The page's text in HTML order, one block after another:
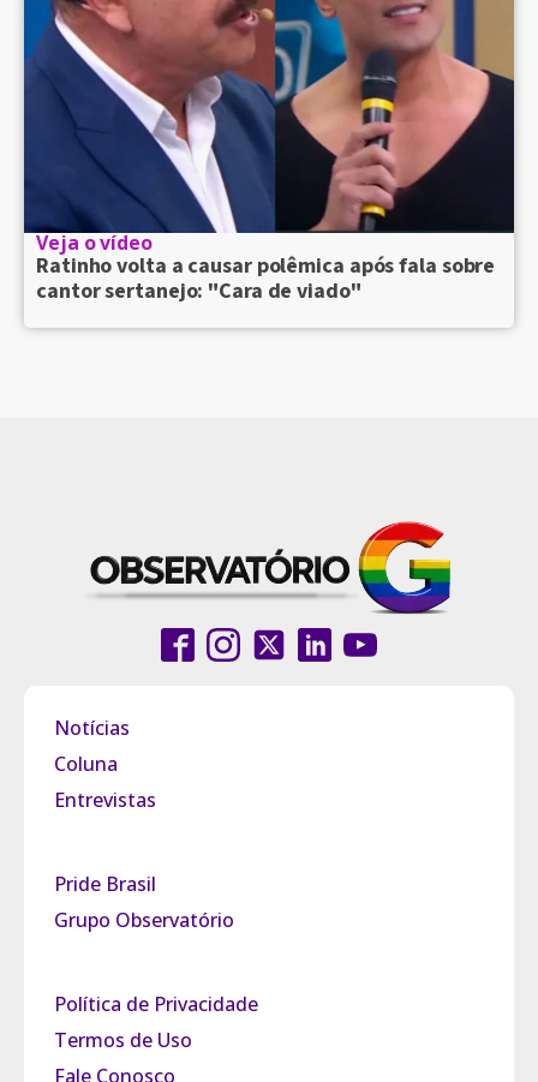
Veja o vídeo
Ratinho volta a causar polêmica após fala sobre
cantor sertanejo: "Cara de viado"
Notícias
Coluna
Entrevistas
Pride Brasil
Grupo Observatório
Política de Privacidade
Termos de Uso
Fale Conosco